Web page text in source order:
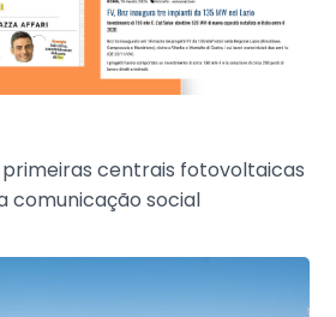
primeiras centrais fotovoltaicas
comunicação social